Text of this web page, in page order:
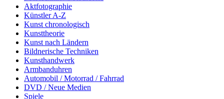
Aktfotographie
Künstler A-Z
Kunst chronologisch
Kunsttheorie
Kunst nach Ländern
Bildnerische Techniken
Kunsthandwerk
Armbanduhren
Automobil / Motorrad / Fahrrad
DVD / Neue Medien
Spiele